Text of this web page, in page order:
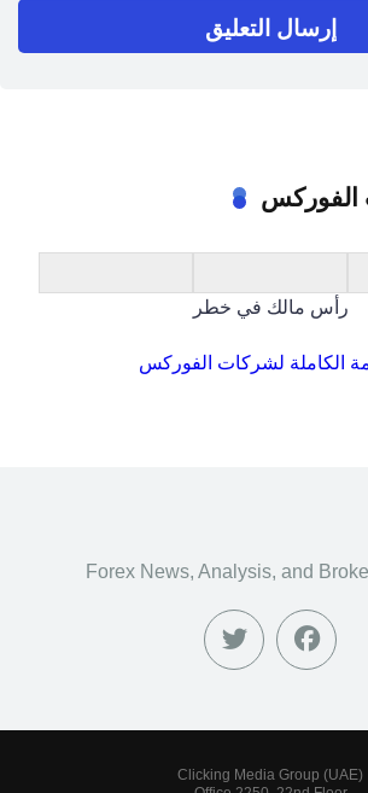
رأس مالك في خطر
الكاملة لشركات الفوركس
Forex News, Analysis, and
Clicking Media Group (UAE)